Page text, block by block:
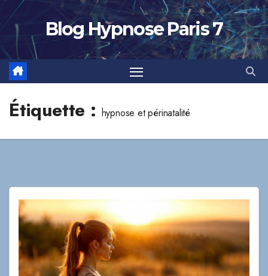
Skip
content
Blog Hypnose Paris 7
Étiquette : hypnose et périnatalité